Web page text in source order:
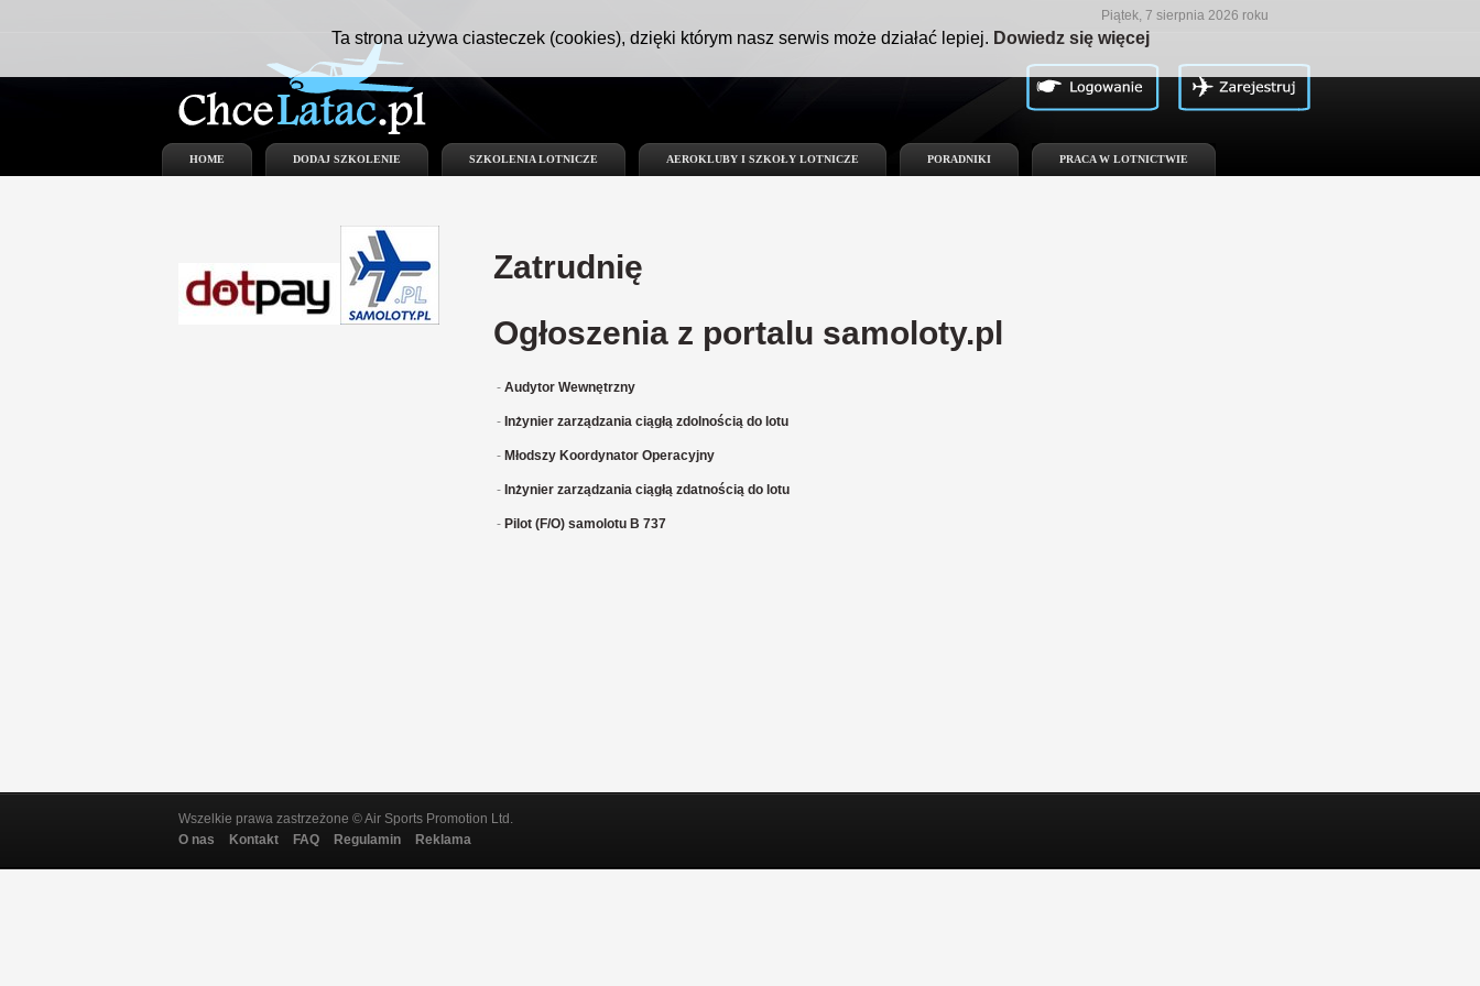
Piątek, 7 sierpnia 2026 roku
HOME DODAJ SZKOLENIE SZKOLENIA LOTNICZE AEROKLUBY I SZKOŁY LOTNICZE PORADNIKI PRACA W LOTNICTWIE
Zatrudnię
Ogłoszenia z portalu samoloty.pl
- Audytor Wewnętrzny
- Inżynier zarządzania ciągłą zdolnością do lotu
- Młodszy Koordynator Operacyjny
- Inżynier zarządzania ciągłą zdatnością do lotu
- Pilot (F/O) samolotu B 737
Wszelkie prawa zastrzeżone © Air Sports Promotion Ltd.
O nas
Kontakt FAQ Regulamin Reklama
Ta strona używa ciasteczek (cookies), dzięki którym nasz serwis może działać lepiej. Dowiedz się więcej